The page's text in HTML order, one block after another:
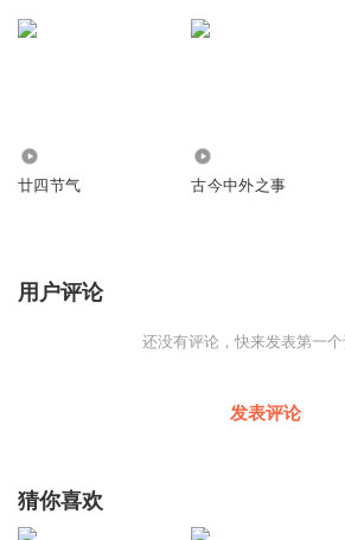
廿四节气 古今中外之事
用户评论
还没有评论，快来发表第一个
发表评论
猜你喜欢